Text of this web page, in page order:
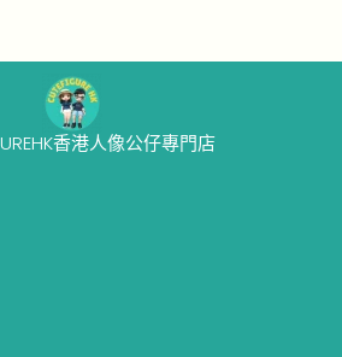
香港人像公仔專門店